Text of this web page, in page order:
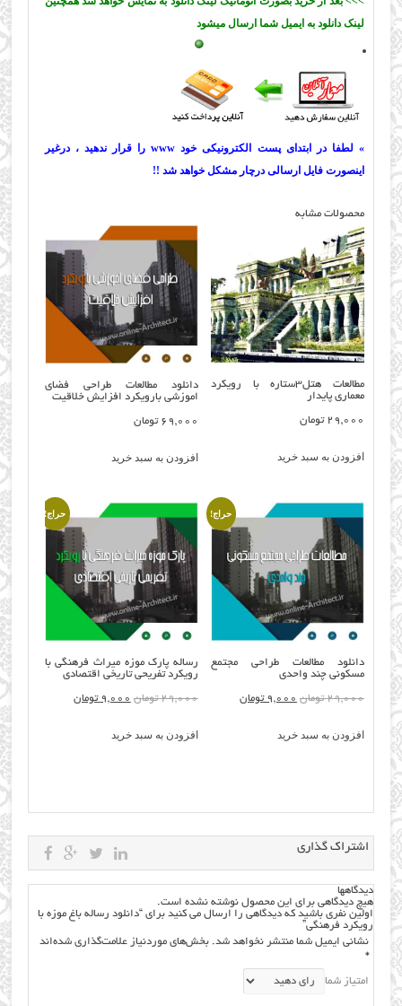
لینک دانلود به ایمیل شما ارسال میشود
» لطفا در ابتدای پست الکترونیکی خود www را قرار ندهید ، درغیر
اینصورت فایل ارسالی درچار مشکل خواهد شد !!
محصولات مشابه
مطالعات هتل۳ستاره با رویکرد
معماری پایدار
29,000 تومان
افزودن به سبد خرید
دانلود مطالعات طراحی فضای
اموزشی بارویکرد افزایش خلاقیت
69,000 تومان
افزودن به سبد خرید
حراج!
دانلود مطالعات طراحی مجتمع
مسکونی چند واحدی
29,000 تومان قیمت
9,000 تومانقیمت
افزودن به سبد خرید
حراج!
رساله پارک موزه میراث فرهنگی با
رویکرد تفریحی تاریخی اقتصادی
29,000 تومان قیمت
9,000 تومانقیمت
افزودن به سبد خرید
اشتراک گذاری
دیدگاهها
هیچ دیدگاهی برای این محصول نوشته نشده است.
اولین نفری باشید که دیدگاهی را ارسال می کنید برای “دانلود رساله باغ موزه با
رویکرد فرهنگی”
نشانی ایمیل شما منتشر نخواهد شد. بخش‌های موردنیاز علامت‌گذاری شده‌اند
*
امتیاز شما